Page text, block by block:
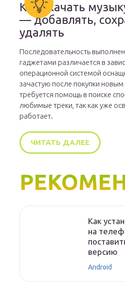
Как скачать
— добавлять,
удалять
Последовательность
гаджетами различается в
операционной системой
зачастую после покупки
требуется помощь в поиске
любимые треки, так как уже
работает.
ЧИТАТЬ ДАЛЕЕ
Как
на
версию
Android